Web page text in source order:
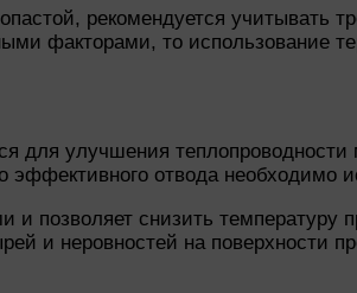
рекомендуется учитывать
факторами, то использование
для улучшения
отвода необходимо
позволяет снизить температуру
и неровностей на поверхности